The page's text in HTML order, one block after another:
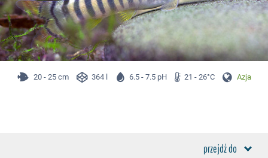
20 - 25 cm 364 l 6.5 - 7.5 pH 21 - 26°C Azja
przejdź do